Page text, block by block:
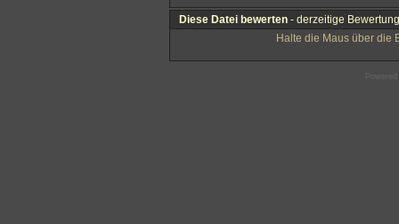
Diese Datei bewerten - derzeitige
Halte die Maus über die